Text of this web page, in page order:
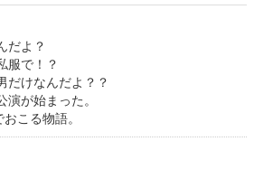
だよ？
服で！？
だけなんだよ？？
が始まった。
こる物語。